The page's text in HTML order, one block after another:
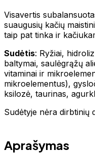
Visavertis
suaugusių kačių
taip pat tinka ir
Sudėtis: Ryžiai,
baltymai, saulėgrąžų
vitaminai ir
mikroelementus),
ksilozė, taurinas,
Sudėtyje nėra dirbtinių
Aprašymas